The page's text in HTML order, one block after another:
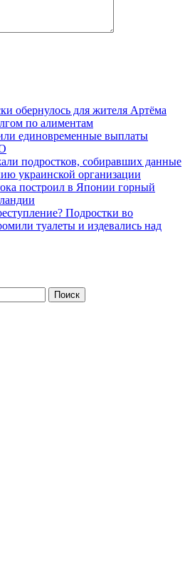
обернулось для жителя Артёма
по алиментам
единовременные выплаты
подростков, собиравших данные
украинской организации
построил в Японии горный
Подростки во
туалеты и издевались над